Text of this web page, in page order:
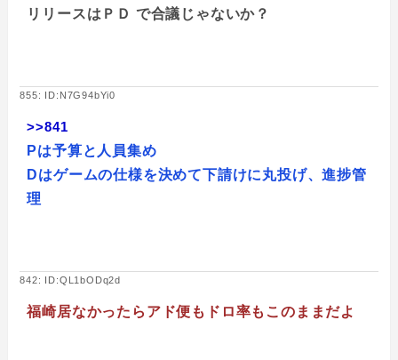
リリースはＰＤ で合議じゃないか？
855: ID:N7G94bYi0
>>841
Pは予算と人員集め
Dはゲームの仕様を決めて下請けに丸投げ、進捗管
理
842: ID:QL1bODq2d
福崎居なかったらアド便もドロ率もこのままだよ